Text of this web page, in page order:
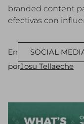
branded content
efectivas con
En
SOCIAL
porJosu Tellaeche